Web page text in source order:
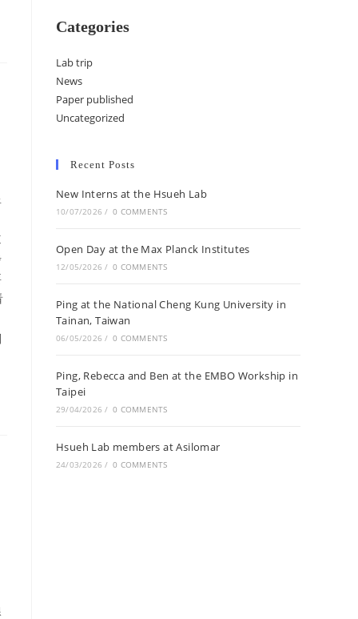
Categories
Lab trip
News
Paper published
Uncategorized
Recent Posts
New Interns at the Hsueh Lab
10/07/2026 / 0 COMMENTS
Open Day at the Max Planck Institutes
12/05/2026 / 0 COMMENTS
Ping at the National Cheng Kung University in
Tainan, Taiwan
06/05/2026 / 0 COMMENTS
Ping, Rebecca and Ben at the EMBO Workship in
Taipei
29/04/2026 / 0 COMMENTS
Hsueh Lab members at Asilomar
24/03/2026 / 0 COMMENTS